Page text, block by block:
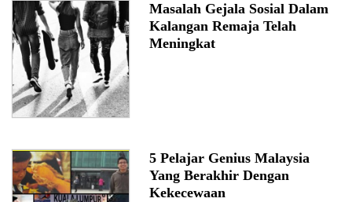
Masalah Gejala Sosial Dalam
Kalangan Remaja Telah
Meningkat
5 Pelajar Genius Malaysia
Yang Berakhir Dengan
Kekecewaan